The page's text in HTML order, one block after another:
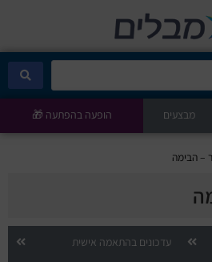
מבצעים הופעה בהפתעה 🎁
– הבימה
עדכונים בהתאמה אישית